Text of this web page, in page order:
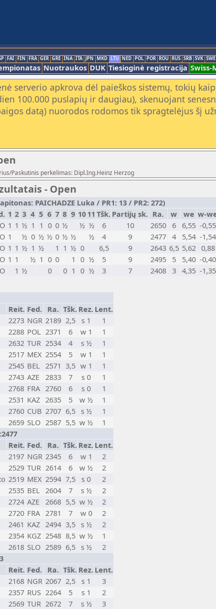
FAI FIN FRA GER GRE INA ITA JPN MKD LTU NED POL POR ROU RUS SRB SVK SWE
Nuotraukos DUK Tiesioginė registracija Swiss-
serverio apkrova dėl paieškos sistemų, tokių
100.000 puslapių ir daugiau), skenuojant
datą) nuorodos rodomos tik spragtelėjus šį
Paskutinis perkėlimas: Dipl.Ing.Heinz Herzog
- Open
PAICHADZE Luka / PR1: 13 / PR2: 272)
1 2 3 4 5 6 7 8 9 10 11 Tšk. Partijų sk. Ra. w we w-
1 1 ½ 1 1 0 0 ½ ½ ½ 6 10 2650 6 6,55 -0,55
1 ½ 0 ½ ½ 0 ½ ½ ½ 4 9 2477 4 5,54 -1,54
1 1 ½ 1 ½ 1 1 ½ 0 6,5 9 2643 6,5 5,62 0,88
1 1 ½ 1 0 0 1 0 ½ 5 9 2495 5 5,40 -0,40
1 ½ 0 0 1 0 ½ 3 7 2408 3 4,35 -1,35
Reit. Fed. Ra. Tšk. Rez. Lent.
2273 NGR 2189 2,5 s 1
1
2288 POL 2371 6 w 1
1
2632 TUR 2534 4 s ½
1
2517 MEX 2554 5 w 1
1
2545 BEL 2571 3,5 w 1
1
2743 AZE 2833 7 s 0
1
2768 FRA 2760 6 s 0
1
2531 KAZ 2635 5 w ½
1
2760 CUB 2707 6,5 s ½
1
2659 SLO 2587 5,5 w ½
1
Reit. Fed. Ra. Tšk. Rez. Lent.
2197 NGR 2345 6 w 1
2
2529 TUR 2614 6 w ½
2
2519 MEX 2594 7,5 s 0
2
2535 BEL 2604 7 s ½
2
2724 AZE 2668 5,5 w ½
2
2720 FRA 2781 7 w 0
2
2461 KAZ 2494 3,5 s ½
2
2354 KGZ 2548 8,5 w ½
1
2618 SLO 2589 6,5 s ½
2
Reit. Fed. Ra. Tšk. Rez. Lent.
2168 NGR 2067 2,5 s 1
3
2357 RUS 2264 5 s 1
2
2569 TUR 2672 7 s ½
3